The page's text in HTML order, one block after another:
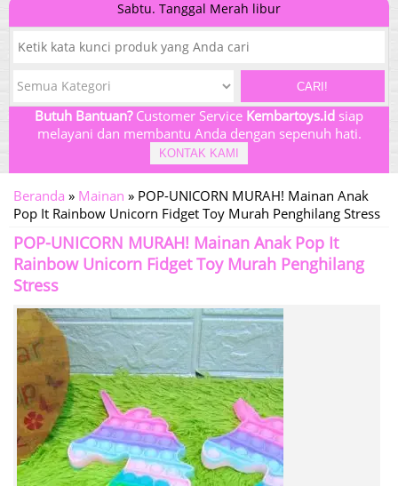
Sabtu. Tanggal Merah libur
CARI!
Butuh Bantuan?Customer Service Kembartoys.id siap
melayani dan membantu Anda dengan sepenuh hati.
KONTAK KAMI
Beranda » Mainan » POP-UNICORN MURAH! Mainan Anak
Pop It Rainbow Unicorn Fidget Toy Murah Penghilang Stress
POP-UNICORN MURAH! Mainan Anak Pop It
Rainbow Unicorn Fidget Toy Murah Penghilang
Stress